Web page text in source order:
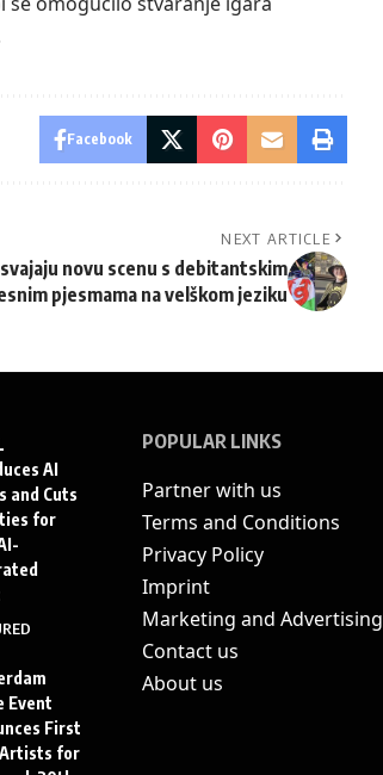
Facebook
NEXT ARTICLE
novu scenu s debitantskim
pjesmama na velškom jeziku
AI
and Cuts
for
Event
First
for
POPULAR LINKS
Partner with us
Terms and Conditions
Privacy Policy
Imprint
Marketing and Advertising
Contact us
About us